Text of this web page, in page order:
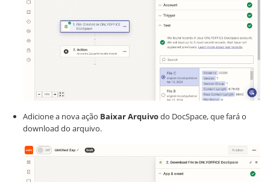
Adicione a nova ação Baixar Arquivodo DocSpace, que fará o
download do arquivo.